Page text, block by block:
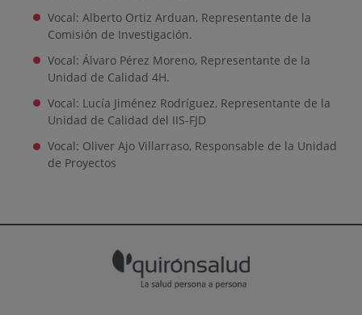
Vocal: Alberto Ortiz Arduan, Representante de la
Comisión de Investigación.
Vocal: Álvaro Pérez Moreno, Representante de la
Unidad de Calidad 4H.
Vocal: Lucía Jiménez Rodríguez, Representante de la
Unidad de Calidad del IIS-FJD
Vocal: Oliver Ajo Villarraso, Responsable de la Unidad
de Proyectos